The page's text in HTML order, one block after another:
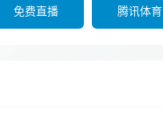
免费直播 腾讯体育